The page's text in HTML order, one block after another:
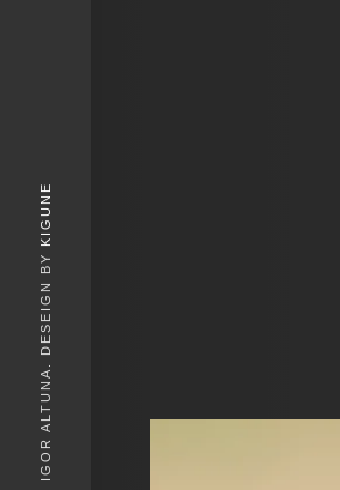
© 2026, IGOR ALTUNA. DESEIGN BY
KIGUNE